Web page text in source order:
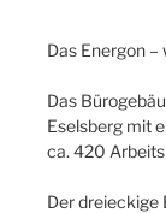
Das Energon
Das
Eselsberg mit
ca. 420
Der dreieckige